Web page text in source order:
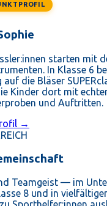
starten mit
In Klasse 6
die Bläser
Kinder dort mit
und Auftritten.
→
Teamgeist — im
8 und in